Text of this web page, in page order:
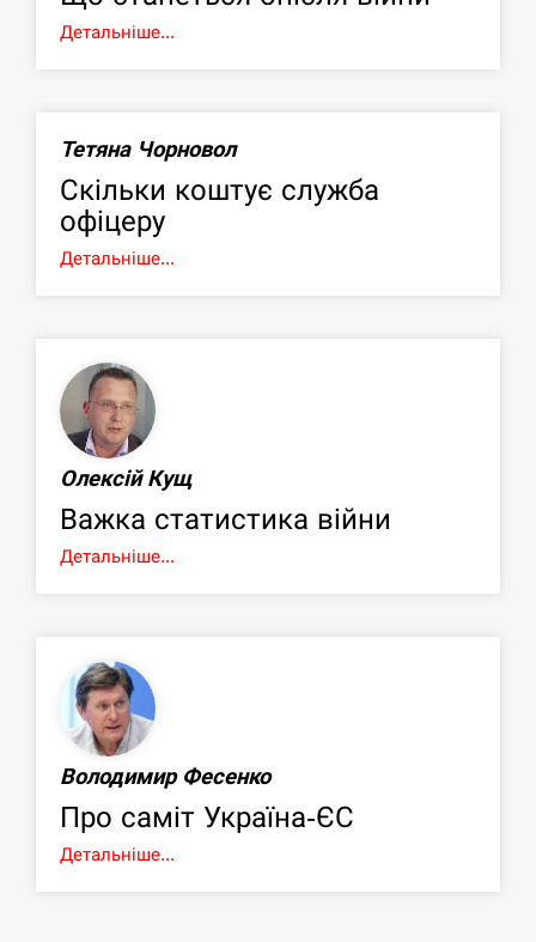
Детальніше...
Тетяна Чорновол
Скільки коштує служба
офіцеру
Детальніше...
Олексій Кущ
Важка статистика війни
Детальніше...
Володимир Фесенко
Про саміт Україна-ЄС
Детальніше...